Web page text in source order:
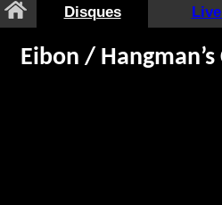
Disques
Eibon /